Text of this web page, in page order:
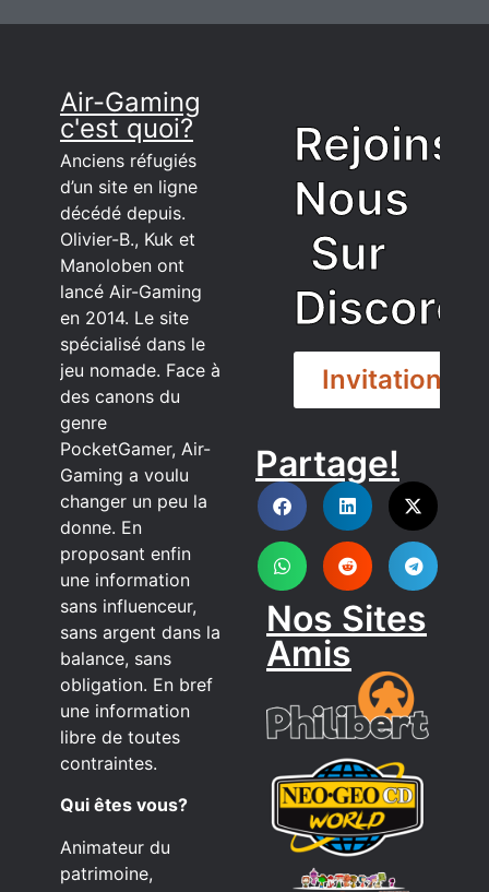
Air-Gaming
c'est quoi?
Anciens réfugiés
d’un site en ligne
décédé depuis.
Olivier-B., Kuk et
Manoloben ont
lancé Air-Gaming
en 2014. Le site
spécialisé dans le
jeu nomade. Face à
des canons du
genre
PocketGamer, Air-
Gaming a voulu
changer un peu la
donne. En
proposant enfin
une information
sans influenceur,
sans argent dans la
balance, sans
obligation. En bref
une information
libre de toutes
contraintes.
Qui êtes vous?
Animateur du
patrimoine,
Rejoins
Nous
Sur
Discord
Invitation
DISCORD
Partage!
Nos Sites
Amis